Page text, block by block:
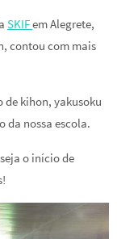
SKIFem Alegrete,
contou com mais
de kihon, yakusoku
da nossa escola.
o início de